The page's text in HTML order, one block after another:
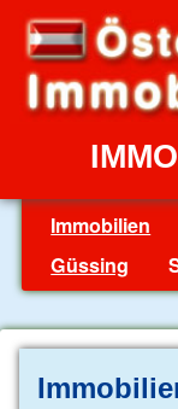
Immobilien
Güssing